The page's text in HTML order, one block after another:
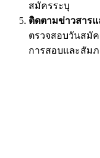
สมัครระบุ
ติดตามข่าวสาร
ตรวจสอบวันสมั
การสอบและสัม